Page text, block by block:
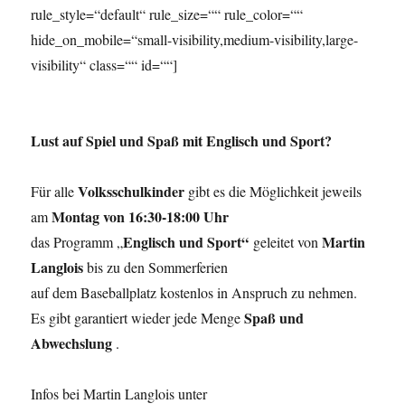
rule_style=“default“ rule_size=““ rule_color=““
hide_on_mobile=“small-visibility,medium-visibility,large-
visibility“ class=““ id=““]
Lust auf Spiel und Spaß mit Englisch und Sport?
Für alleVolksschulkinder gibt es die Möglichkeit jeweils
amMontag von 16:30-18:00 Uhr
das Programm „Englisch und Sport“ geleitet vonMartin
Langloisbis zu den Sommerferien
auf dem Baseballplatz kostenlos in Anspruch zu nehmen.
Es gibt garantiert wieder jede MengeSpaß und
Abwechslung .
Infos bei Martin Langlois unter